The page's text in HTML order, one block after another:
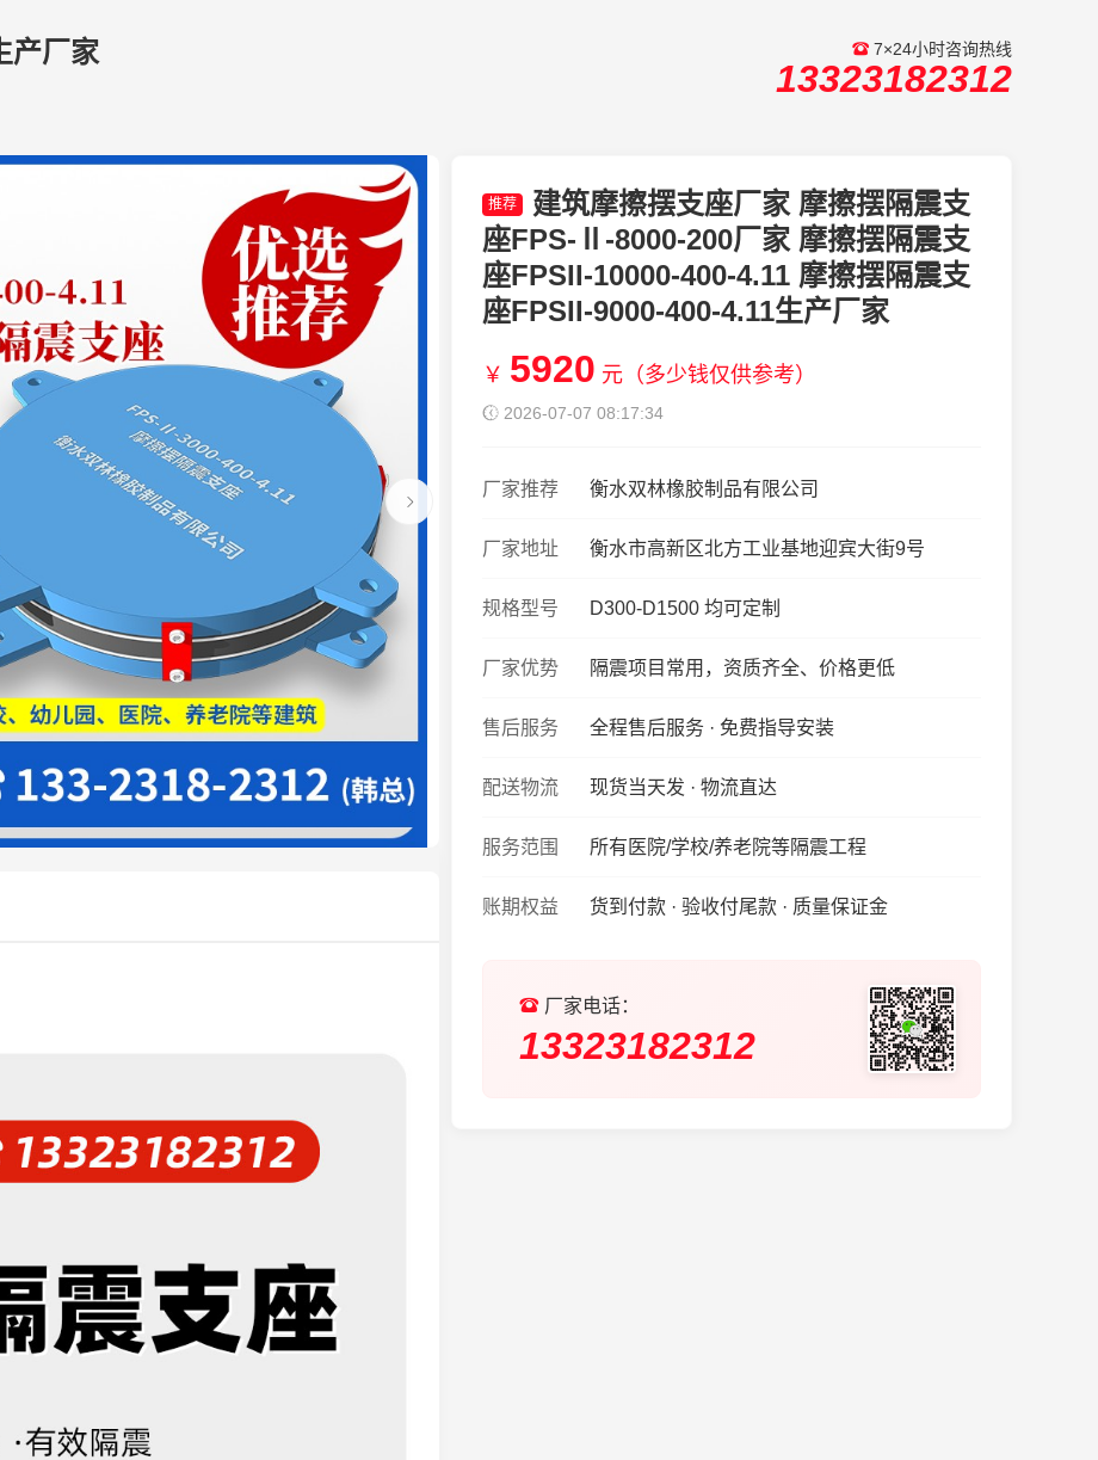
产厂家 7×24小时咨询热线
13323182312
推荐
建筑摩擦摆支座厂家 摩擦摆隔震支
座FPS-Ⅱ-8000-200厂家 摩擦摆隔震支
座FPSII-10000-400-4.11 摩擦摆隔震支
座FPSII-9000-400-4.11生产厂家
￥ 5920 元（多少钱仅供参考）
2026-07-07 08:17:34
厂家推荐 衡水双林橡胶制品有限公司
厂家地址 衡水市高新区北方工业基地迎宾大街9号
规格型号 D300-D1500 均可定制
厂家优势 隔震项目常用，资质齐全、价格更低
售后服务 全程售后服务 · 免费指导安装
配送物流 现货当天发 · 物流直达
服务范围 所有医院/学校/养老院等隔震工程
账期权益 货到付款 · 验收付尾款 · 质量保证金
厂家电话：
13323182312